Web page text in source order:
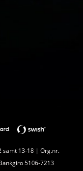
samt 13-18 | Org.nr.
5106-7213